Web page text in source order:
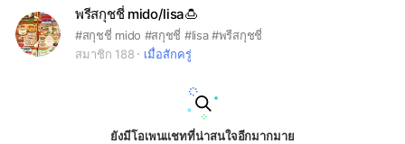
พรีสกุชชี่ mido/lisa🍮
#สกุชชี่ mido #สกุชชี่ #lisa #พรีสกุชชี่
สมาชิก 188
เมื่อสักครู่
ยังมีโอเพนแชทที่น่าสนใจอีกมากมาย